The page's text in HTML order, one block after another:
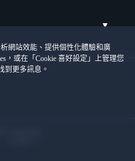
網站效能、提供個性化體驗和廣
，或在「Cookie 喜好設定」上管理您
到更多訊息。